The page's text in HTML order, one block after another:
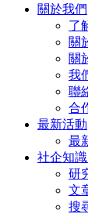
關於我們
了
關
關
我
聯
合
最新活動
最
社企知
研
文
搜